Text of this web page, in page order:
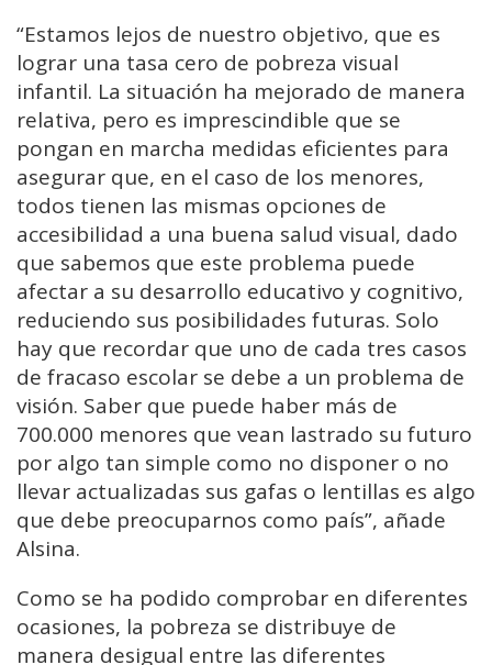
“Estamos lejos de nuestro objetivo, que es
lograr una tasa cero de pobreza visual
infantil. La situación ha mejorado de manera
relativa, pero es imprescindible que se
pongan en marcha medidas eficientes para
asegurar que, en el caso de los menores,
todos tienen las mismas opciones de
accesibilidad a una buena salud visual, dado
que sabemos que este problema puede
afectar a su desarrollo educativo y cognitivo,
reduciendo sus posibilidades futuras. Solo
hay que recordar que uno de cada tres casos
de fracaso escolar se debe a un problema de
visión. Saber que puede haber más de
700.000 menores que vean lastrado su futuro
por algo tan simple como no disponer o no
llevar actualizadas sus gafas o lentillas es algo
que debe preocuparnos como país”, añade
Alsina.
Como se ha podido comprobar en diferentes
ocasiones, la pobreza se distribuye de
manera desigual entre las diferentes